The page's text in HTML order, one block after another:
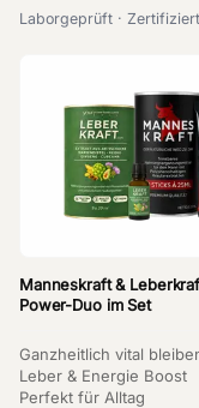
Laborgeprüft ·
Manneskraft &
Power-Duo im Set
Ganzheitlich vital
Leber & Energie Boost
Perfekt für Alltag